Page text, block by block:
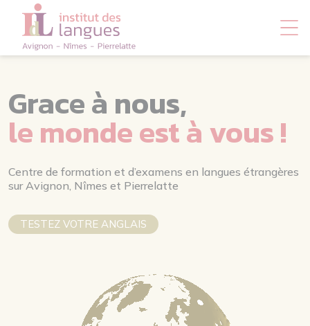
Grace à nous,
le monde est à vous !
Centre de formation et d’examens en langues étrangères
sur Avignon, Nîmes et Pierrelatte
TESTEZ VOTRE ANGLAIS
Panneau de gestion des cookies